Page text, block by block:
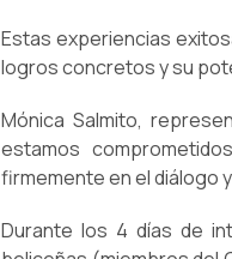
Estas experiencias
logros concretos y su
Mónica Salmito,
estamos
firmemente en el diálogo
Durante los 4 días de